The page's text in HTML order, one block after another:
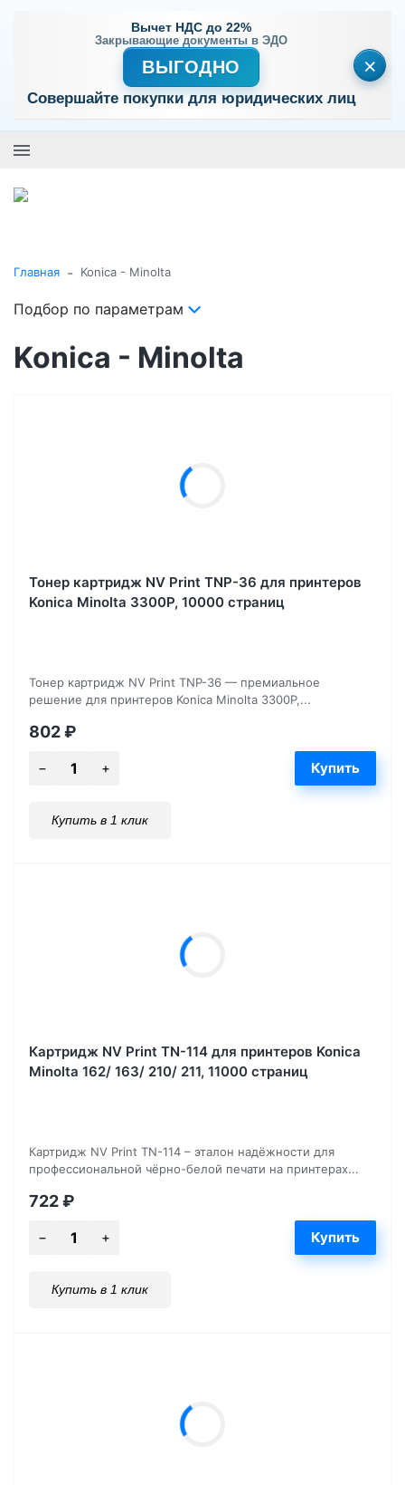
Вычет НДС до 22%
Закрывающие документы в ЭДО
ВЫГОДНО
Совершайте покупки для юридических лиц
×
Главная - Konica - Minolta
Подбор по параметрам
Konica - Minolta
Тонер картридж NV Print TNP-36 для принтеров
Konica Minolta 3300P, 10000 страниц
Тонер картридж NV Print TNP-36 — премиальное
решение для принтеров Konica Minolta 3300P,...
802₽
Купить в 1 клик
Картридж NV Print TN-114 для принтеров Konica
Minolta 162/ 163/ 210/ 211, 11000 страниц
Картридж NV Print TN-114 – эталон надёжности для
профессиональной чёрно-белой печати на принтерах...
722₽
Купить в 1 клик